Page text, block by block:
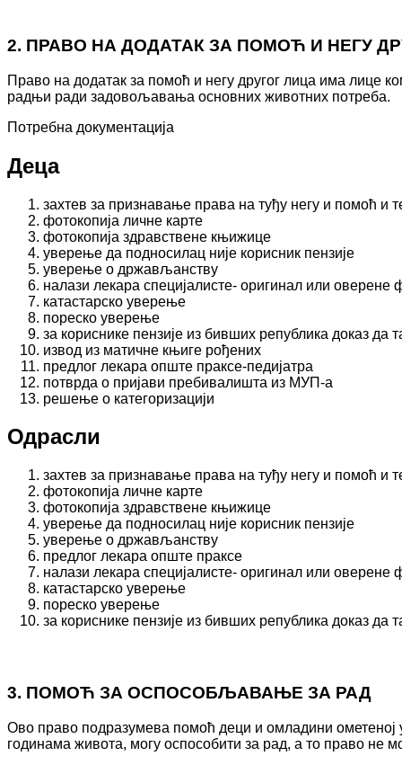
2. ПРАВО НА ДОДАТАК ЗА ПОМОЋ И НЕГУ
Право на додатак за помоћ и негу другог лица има лице
радњи ради задовољавања основних животних потреба.
Потребна документација
Деца
захтев за признавање права на туђу негу и помоћ и
фотокопија личне карте
фотокопија здравствене књижице
уверење да подносилац није корисник пензије
уверење о држављанству
налази лекара специјалисте- оригинал или оверене
катастарско уверење
пореско уверење
за кориснике пензије из бивших република доказ
извод из матичне књиге рођених
предлог лекара опште праксе-педијатра
потврда о пријави пребивалишта из МУП-а
решење о категоризацији
Одрасли
захтев за признавање права на туђу негу и помоћ и
фотокопија личне карте
фотокопија здравствене књижице
уверење да подносилац није корисник пензије
уверење о држављанству
предлог лекара опште праксе
налази лекара специјалисте- оригинал или оверене
катастарско уверење
пореско уверење
за кориснике пензије из бивших република доказ
3. ПОМОЋ ЗА ОСПОСОБЉАВАЊЕ ЗА РАД
Ово право подразумева помоћ деци и омладини
годинама живота, могу оспособити за рад, а то право не